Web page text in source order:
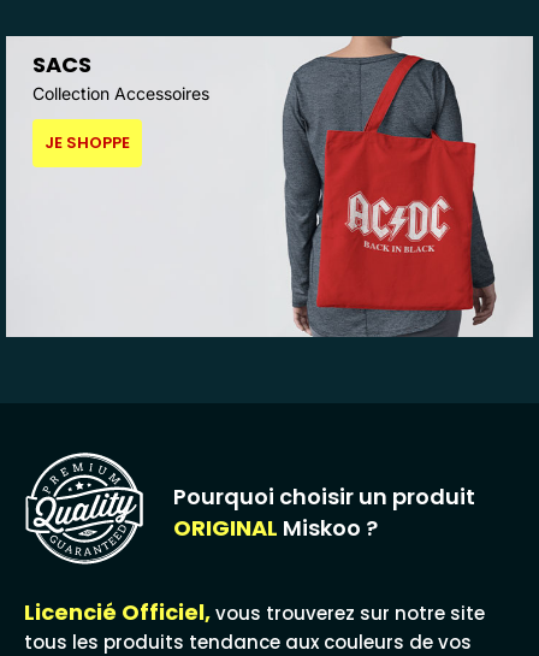
SACS
Collection Accessoires
JE SHOPPE
Pourquoi choisir un produit
ORIGINAL Miskoo ?
Licencié Officiel,vous trouverez sur notre site
tous les produits tendance aux couleurs de vos